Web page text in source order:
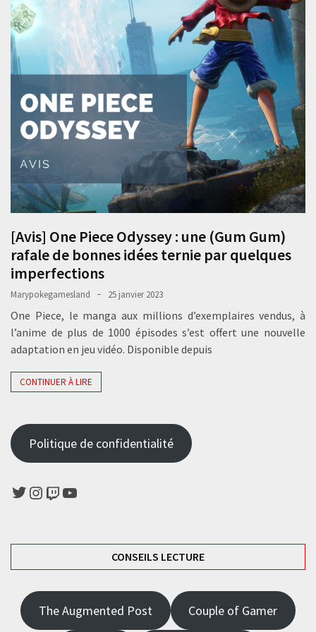
[Avis] One Piece Odyssey : une (Gum Gum)
rafale de bonnes idées ternie par quelques
imperfections
Marypokegamesland 25 janvier 2023
One Piece, le manga aux millions d’exemplaires vendus, à
l’anime de plus de 1000 épisodes s’est offert une nouvelle
adaptation en jeu vidéo. Disponible depuis
CONTINUER À LIRE
Politique de confidentialité
Twitter
Instagram
TwitchYouTube
CONSEILS LECTURE
The Augmented Post Couple of Gamer